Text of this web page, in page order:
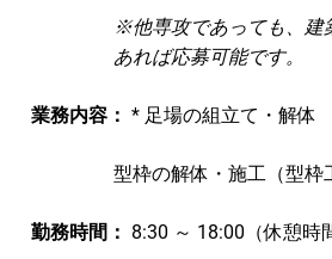
※他専攻であっても、建
あれば応募可能です。
業務内容： * 足場の組立て・解体
型枠の解体・施工（型枠
勤務時間： 8:30 ～ 18:00（休憩時